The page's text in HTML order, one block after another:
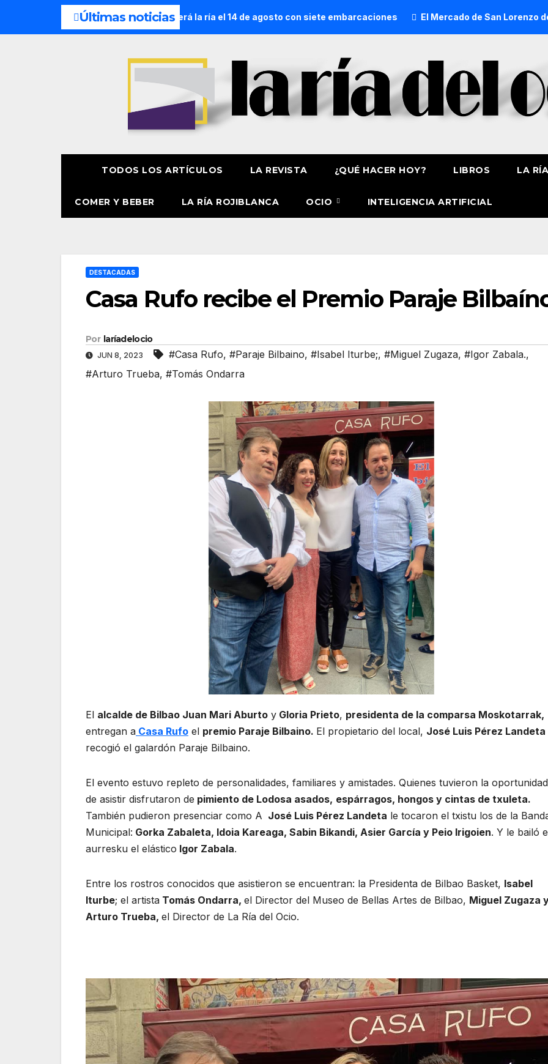
Últimas noticias
de Begoña recorrerá la ría el 14 de agosto con siete embarcaciones El Mercado de San Lorenzo de Getxo
TODOS LOS ARTÍCULOS LA REVISTA ¿QUÉ HACER HOY? LIBROS LA
COMER Y BEBER LA RÍA ROJIBLANCA OCIO INTELIGENCIA ARTIFICIAL
DESTACADAS
Casa Rufo recibe el Premio Paraje
Por laríadelocio
JUN 8, 2023 #Casa Rufo, #Paraje Bilbaino, #Isabel Iturbe;, #Miguel Zugaza, #Igor Zabala.,
#Arturo Trueba, #Tomás Ondarra
El alcalde de Bilbao Juan Mari Aburto y Gloria Prieto, presidenta de la comparsa Moskotarrak,
entregan a Casa Rufo el premio Paraje Bilbaino. El propietario del local, José Luis Pérez Landeta
recogió el galardón Paraje Bilbaino.
El evento estuvo repleto de personalidades, familiares y amistades. Quienes tuvieron la oportunidad
de asistir disfrutaron de pimiento de Lodosa asados, espárragos, hongos y cintas de txuleta.
También pudieron presenciar como A José Luis Pérez Landeta le tocaron el txistu los de la
Municipal: Gorka Zabaleta, Idoia Kareaga, Sabin Bikandi, Asier García y Peio Irigoien. Y le bailó
aurresku el elástico Igor Zabala.
Entre los rostros conocidos que asistieron se encuentran: la Presidenta de Bilbao Basket, Isabel
Iturbe; el artista Tomás Ondarra, el Director del Museo de Bellas Artes de Bilbao, Miguel Zugaza
Arturo Trueba, el Director de La Ría del Ocio.